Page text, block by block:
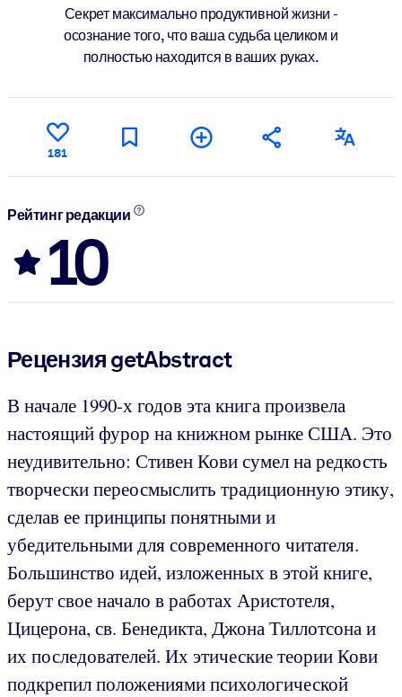
Секрет максимально продуктивной жизни -
осознание того, что ваша судьба целиком и
полностью находится в ваших руках.
181
Рейтинг редакции
10
Рецензия getAbstract
В начале 1990-х годов эта книга произвела
настоящий фурор на книжном рынке США. Это
неудивительно: Стивен Кови сумел на редкость
творчески переосмыслить традиционную этику,
сделав ее принципы понятными и
убедительными для современного читателя.
Большинство идей, изложенных в этой книге,
берут свое начало в работах Аристотеля,
Цицерона, св. Бенедикта, Джона Тиллотсона и
их последователей. Их этические теории Кови
подкрепил положениями психологической